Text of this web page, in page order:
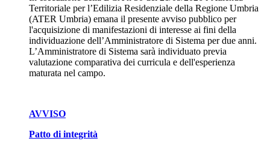
Territoriale per l’Edilizia Residenziale della Regione Umbria
(ATER Umbria) emana il presente avviso pubblico per
l'acquisizione di manifestazioni di interesse ai fini della
individuazione dell’Amministratore di Sistema per due anni.
L’Amministratore di Sistema sarà individuato previa
valutazione comparativa dei curricula e dell'esperienza
maturata nel campo.
AVVISO
Patto di integrità